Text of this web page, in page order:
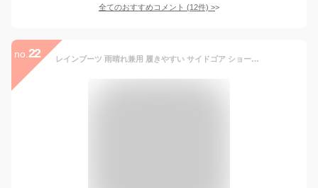
全てのおすすめコメント (12件) >
no. 22 レインブーツ 雨晴れ兼用 履きやすい サイドゴア ショート 歩きやすい レディース 防水 快適 ブラック ブラウン 22.0 25.5 ショートブーツ アウトドア ゴム レジャー 通勤